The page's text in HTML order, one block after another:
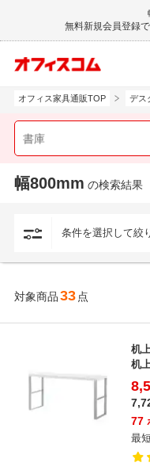
無料新規会員登録で
オフィス家具通販TOP デス
幅800mm の検索結果
条件を選択して絞
対象商品33 点
机
机
77
最